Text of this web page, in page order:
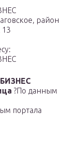
район
?По данным
портала